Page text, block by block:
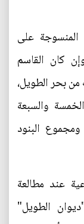
المنسوجة على
كان القاسم
من بحر الطويل،
والسبعة
البنود
عند مطالعة
الطويل"